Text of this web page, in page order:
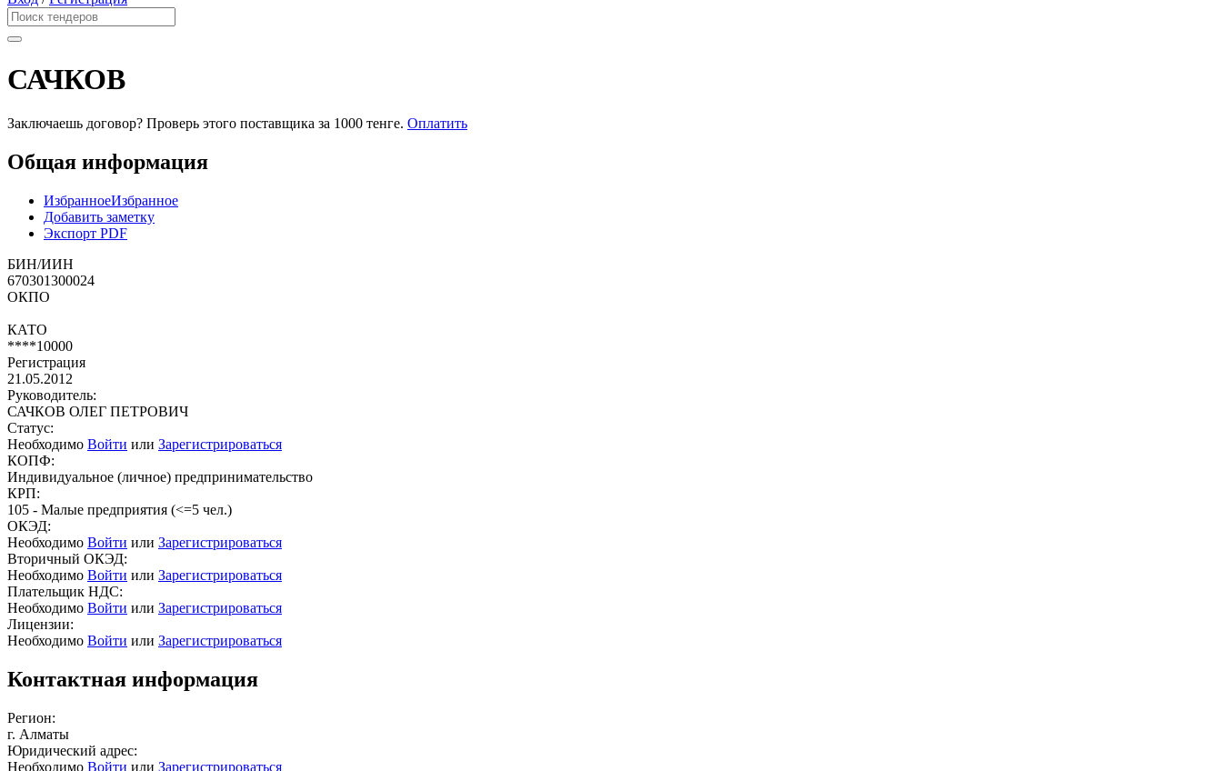
САЧКОВ
Заключаешь договор? Проверь этого поставщика за 1000 тенге. Оплатить
Общая информация
ИзбранноеИзбранное
Добавить заметку
Экспорт PDF
БИН/ИИН
670301300024
ОКПО
КАТО
****10000
Регистрация
21.05.2012
Руководитель:
САЧКОВ ОЛЕГ ПЕТРОВИЧ
Статус:
Необходимо Войти или Зарегистрироваться
КОПФ:
Индивидуальное (личное) предпринимательство
КРП:
105 - Малые предприятия (<=5 чел.)
ОКЭД:
Необходимо Войти или Зарегистрироваться
Вторичный ОКЭД:
Необходимо Войти или Зарегистрироваться
Плательщик НДС:
Необходимо Войти или Зарегистрироваться
Лицензии:
Необходимо Войти или Зарегистрироваться
Контактная информация
Регион:
г. Алматы
Юридический адрес:
Необходимо Войти или Зарегистрироваться